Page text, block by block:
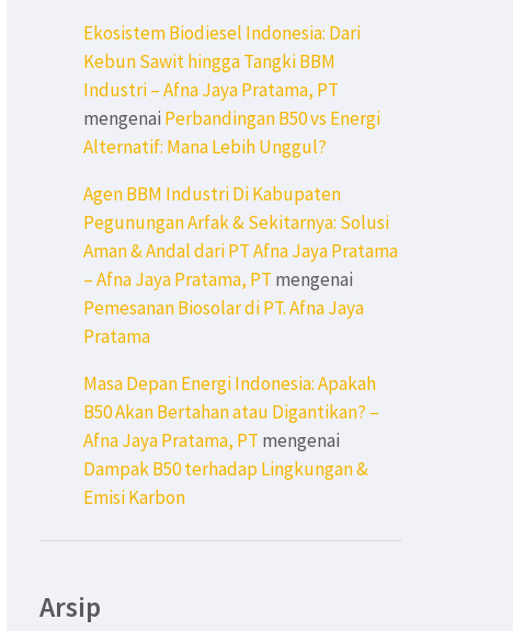
Ekosistem Biodiesel Indonesia: Dari
Kebun Sawit hingga Tangki BBM
Industri – Afna Jaya Pratama, PT
mengenai Perbandingan B50 vs Energi
Alternatif: Mana Lebih Unggul?
Agen BBM Industri Di Kabupaten
Pegunungan Arfak & Sekitarnya: Solusi
Aman & Andal dari PT Afna Jaya Pratama
– Afna Jaya Pratama, PT mengenai
Pemesanan Biosolar di PT. Afna Jaya
Pratama
Masa Depan Energi Indonesia: Apakah
B50 Akan Bertahan atau Digantikan? –
Afna Jaya Pratama, PT mengenai
Dampak B50 terhadap Lingkungan &
Emisi Karbon
Arsip